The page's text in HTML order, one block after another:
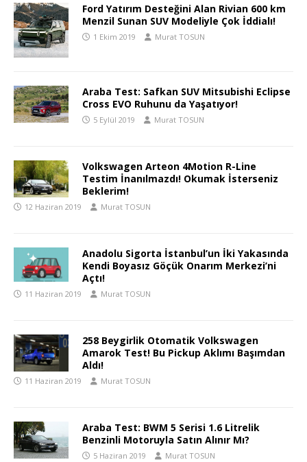
Ford Yatırım Desteğini Alan Rivian 600 km
Menzil Sunan SUV Modeliyle Çok İddialı!
1 Ekim 2019 Murat TOSUN
Araba Test: Safkan SUV Mitsubishi Eclipse
Cross EVO Ruhunu da Yaşatıyor!
5 Eylül 2019 Murat TOSUN
Volkswagen Arteon 4Motion R-Line
Testim İnanılmazdı! Okumak İsterseniz
Beklerim!
12 Haziran 2019 Murat TOSUN
Anadolu Sigorta İstanbul’un İki Yakasında
Kendi Boyasız Göçük Onarım Merkezi’ni
Açtı!
11 Haziran 2019 Murat TOSUN
258 Beygirlik Otomatik Volkswagen
Amarok Test! Bu Pickup Aklımı Başımdan
Aldı!
11 Haziran 2019 Murat TOSUN
Araba Test: BWM 5 Serisi 1.6 Litrelik
Benzinli Motoruyla Satın Alınır Mı?
5 Haziran 2019 Murat TOSUN